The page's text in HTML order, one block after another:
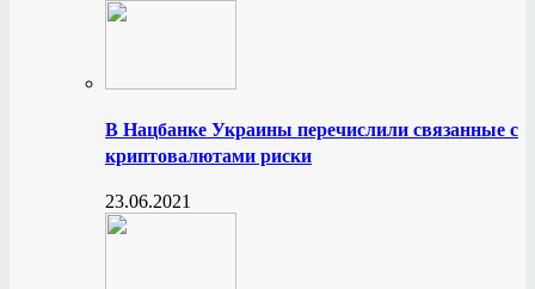
В Нацбанке Украины перечислили связанные с
криптовалютами риски
23.06.2021